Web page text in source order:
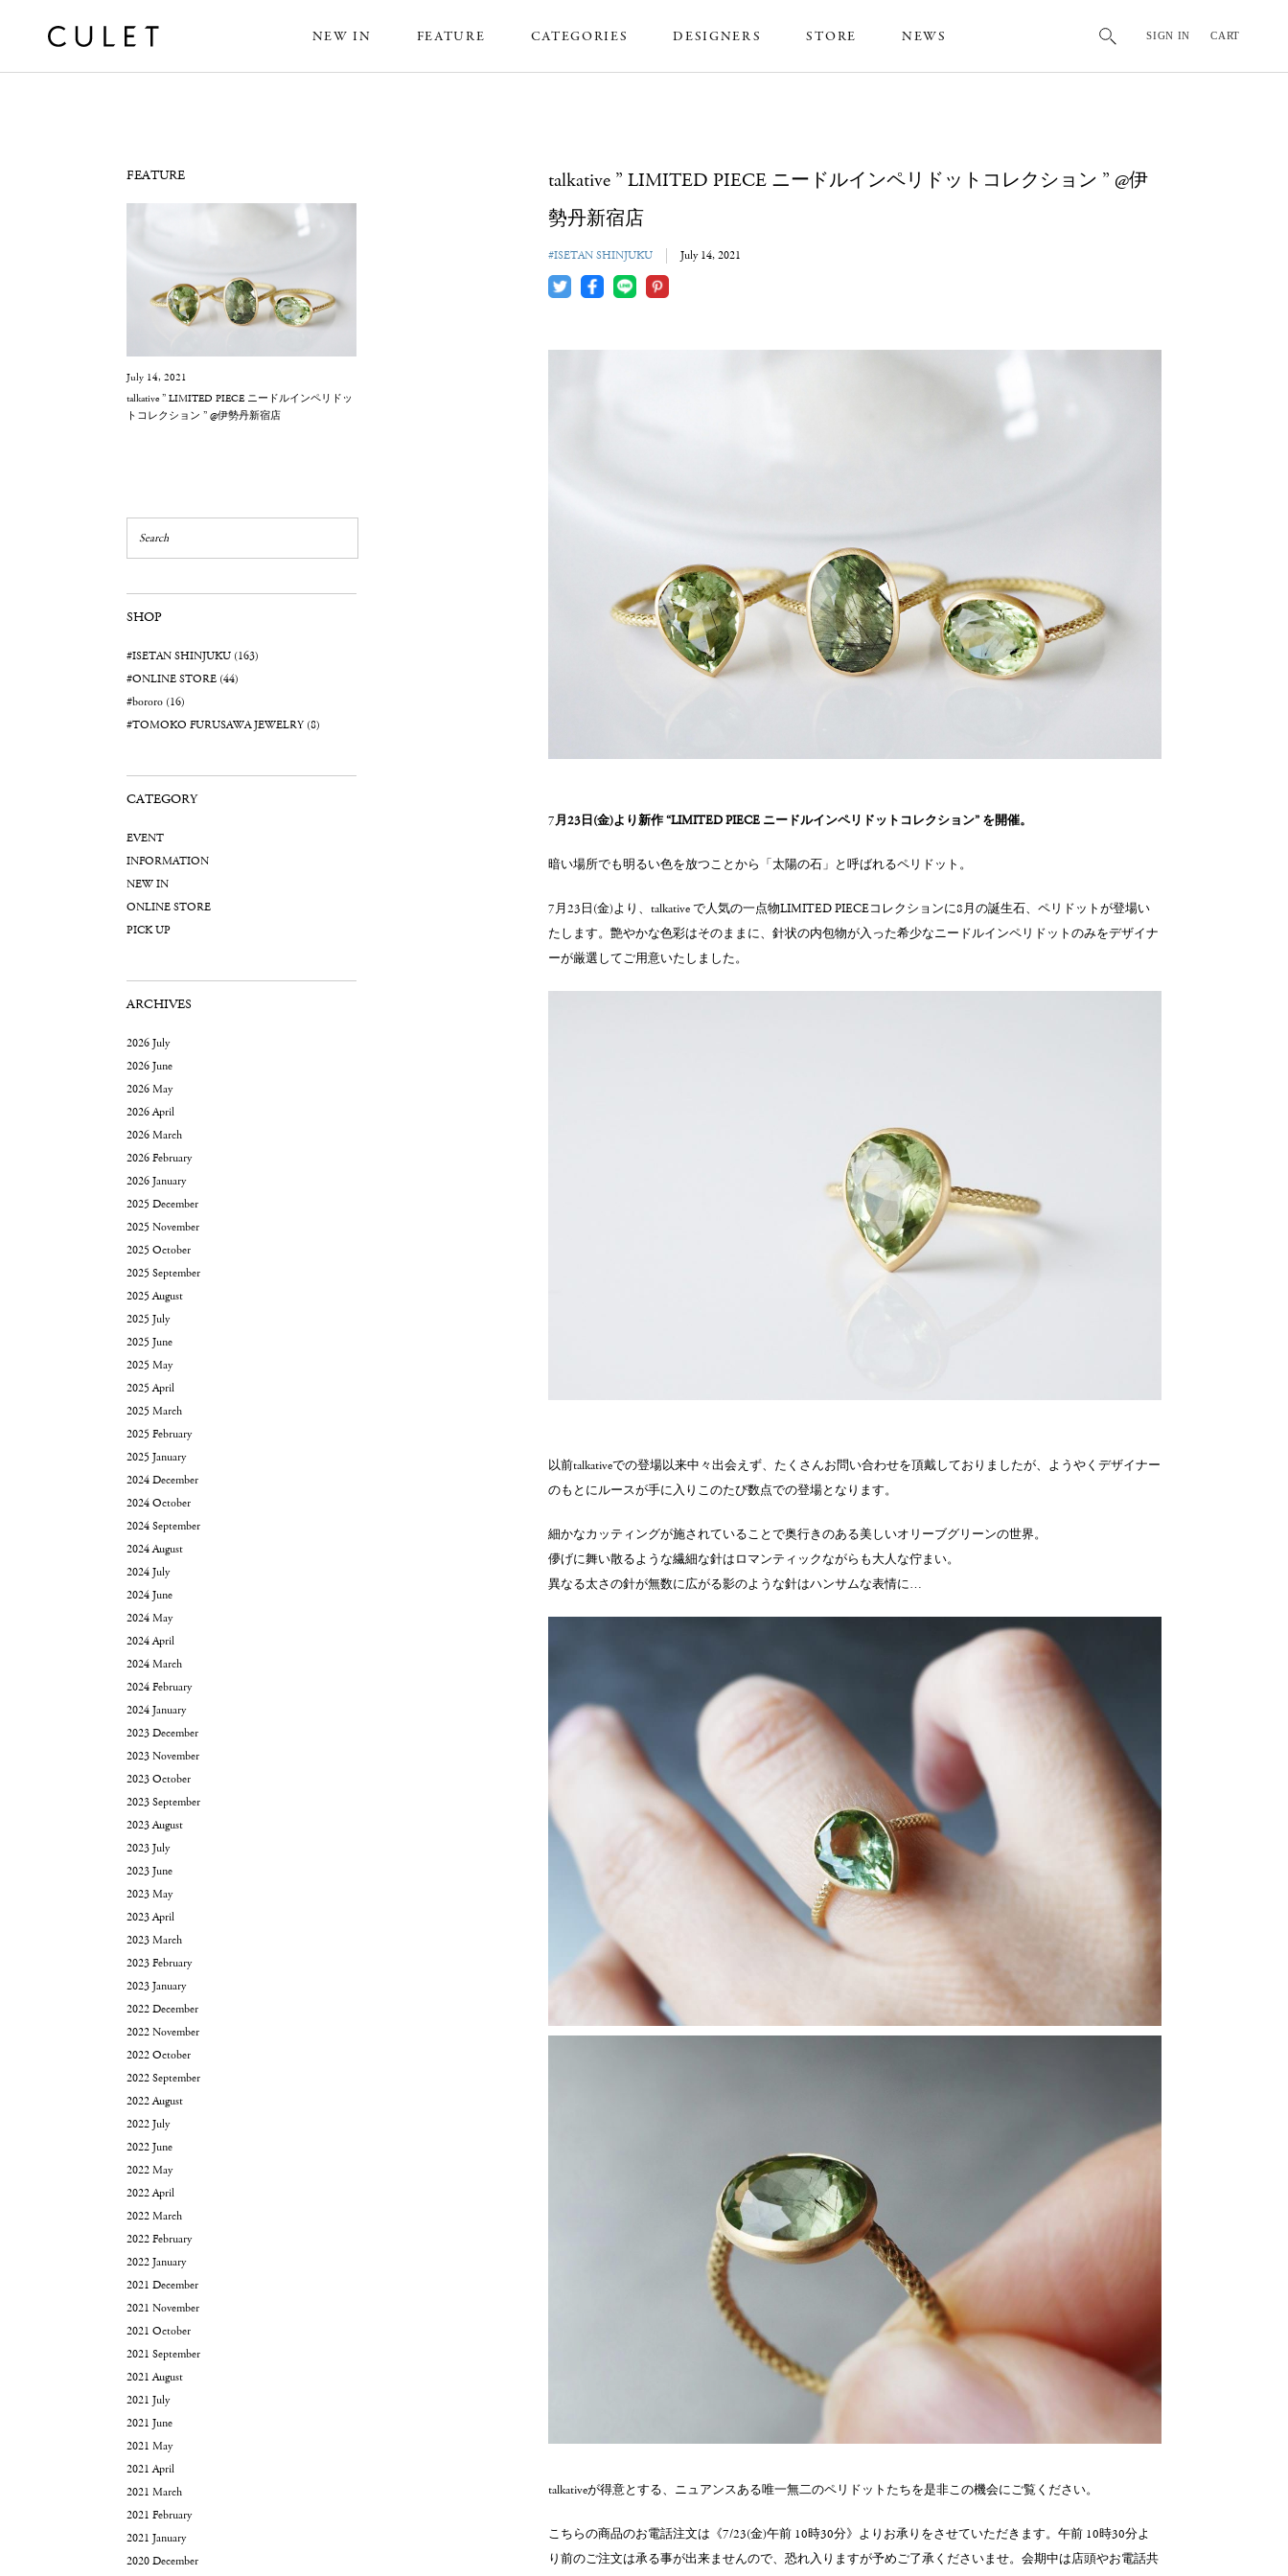
NEW IN FEATURE CATEGORIES DESIGNERS STORE NEWS SIGN IN CART
News
talkative ” LIMITED PIECE ニードルインペリドットコレクション ” @伊
勢丹新宿店
#ISETAN SHINJUKU July 14, 2021
7月23日(金)より新作 “LIMITED PIECE ニードルインペリドットコレクション” を開催。
暗い場所でも明るい色を放つことから「太陽の石」と呼ばれるペリドット。
7月23日(金)より、talkative で人気の一点物LIMITED PIECEコレクションに8月の誕生石、ペリドットが登場い
たします。艶やかな色彩はそのままに、針状の内包物が入った希少なニードルインペリドットのみをデザイナ
ーが厳選してご用意いたしました。
以前talkativeでの登場以来中々出会えず、たくさんお問い合わせを頂戴しておりましたが、ようやくデザイナー
のもとにルースが手に入りこのたび数点での登場となります。
細かなカッティングが施されていることで奥行きのある美しいオリーブグリーンの世界。
儚げに舞い散るような繊細な針はロマンティックながらも大人な佇まい。
異なる太さの針が無数に広がる影のような針はハンサムな表情に…
talkativeが得意とする、ニュアンスある唯一無二のペリドットたちを是非この機会にご覧ください。
こちらの商品のお電話注文は《7/23(金)午前 10時30分》よりお承りをさせていただきます。午前 10時30分よ
り前のご注文は承る事が出来ませんので、恐れ入りますが予めご了承くださいませ。会期中は店頭やお電話共
FEATURE
July 14, 2021
talkative ” LIMITED PIECE ニードルインペリドッ
トコレクション ” @伊勢丹新宿店
SHOP
#ISETAN SHINJUKU (163)
#ONLINE STORE (44)
#bororo (16)
#TOMOKO FURUSAWA JEWELRY (8)
CATEGORY
EVENT
INFORMATION
NEW IN
ONLINE STORE
PICK UP
ARCHIVES
2026 July
2026 June
2026 May
2026 April
2026 March
2026 February
2026 January
2025 December
2025 November
2025 October
2025 September
2025 August
2025 July
2025 June
2025 May
2025 April
2025 March
2025 February
2025 January
2024 December
2024 October
2024 September
2024 August
2024 July
2024 June
2024 May
2024 April
2024 March
2024 February
2024 January
2023 December
2023 November
2023 October
2023 September
2023 August
2023 July
2023 June
2023 May
2023 April
2023 March
2023 February
2023 January
2022 December
2022 November
2022 October
2022 September
2022 August
2022 July
2022 June
2022 May
2022 April
2022 March
2022 February
2022 January
2021 December
2021 November
2021 October
2021 September
2021 August
2021 July
2021 June
2021 May
2021 April
2021 March
2021 February
2021 January
2020 December